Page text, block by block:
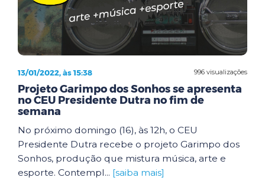
996 visualizações
13/01/2022, às 15:38
Projeto Garimpo dos Sonhos se apresenta
no CEU Presidente Dutra no fim de
semana
No próximo domingo (16), às 12h, o CEU
Presidente Dutra recebe o projeto Garimpo dos
Sonhos, produção que mistura música, arte e
esporte. Contempl... [saiba mais]